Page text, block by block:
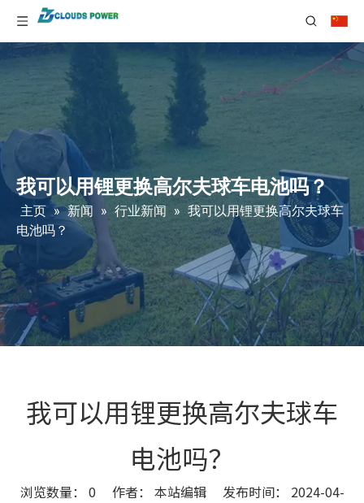
我可以用锂更换高尔夫球车电池吗？
主页 » 新闻 » 行业新闻 » 我可以用锂更换高尔夫球车
电池吗？
我可以用锂更换高尔夫球车
电池吗？
浏览数量： 0 作者： 本站编辑 发布时间： 2024-04-